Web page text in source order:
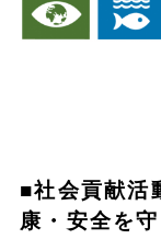
■社会貢献
康・安全を